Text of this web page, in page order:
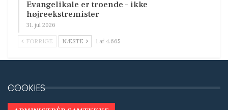
Evangelikale er troende – ikke
højreekstremister
31. jul 2026
FORRIGE NÆSTE 1 af 4.665
COOKIES